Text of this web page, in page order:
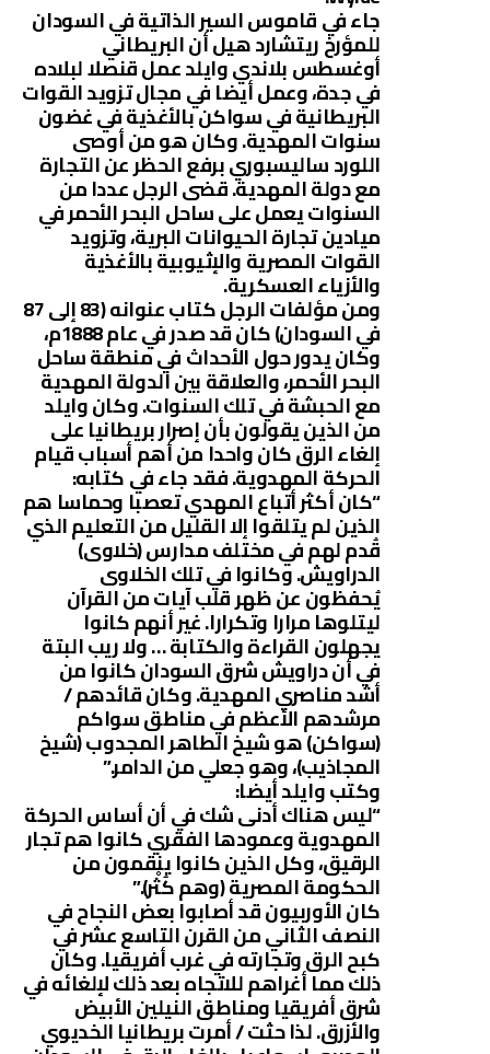
جاء في قاموس السير الذاتية في السودان
للمؤرخ ريتشارد هيل أن البريطاني
أوغسطس بلاندي وايلد عمل قنصلا لبلاده
في جدة، وعمل أيضا في مجال تزويد القوات
البريطانية في سواكن بالأغذية في غضون
سنوات المهدية. وكان هو من أوصى
اللورد ساليسبوري برفع الحظر عن التجارة
مع دولة المهدية. قضى الرجل عددا من
السنوات يعمل على ساحل البحر الأحمر في
ميادين تجارة الحيوانات البرية، وتزويد
القوات المصرية والإثيوبية بالأغذية
والأزياء العسكرية.
ومن مؤلفات الرجل كتاب عنوانه (83 إلى 87
في السودان) كان قد صدر في عام 1888م،
وكان يدور حول الأحداث في منطقة ساحل
البحر الأحمر، والعلاقة بين الدولة المهدية
مع الحبشة في تلك السنوات. وكان وايلد
من الذين يقولون بأن إصرار بريطانيا على
إلغاء الرق كان واحدا من أهم أسباب قيام
الحركة المهدوية. فقد جاء في كتابه:
“كان أكثر أتباع المهدي تعصبا وحماسا هم
الذين لم يتلقوا إلا القليل من التعليم الذي
قُدم لهم في مختلف مدارس (خلاوى)
الدراويش. وكانوا في تلك الخلاوى
يُحفظون عن ظهر قلب آيات من القرآن
ليتلوها مرارا وتكرارا. غير أنهم كانوا
يجهلون القراءة والكتابة … ولا ريب البتة
في أن دراويش شرق السودان كانوا من
أشد مناصري المهدية. وكان قائدهم /
مرشدهم الأعظم في مناطق سواكم
(سواكن) هو شيخ الطاهر المجدوب (شيخ
المجاذيب)، وهو جعلي من الدامر.”
وكتب وايلد أيضا:
“ليس هناك أدنى شك في أن أساس الحركة
المهدوية وعمودها الفقري كانوا هم تجار
الرقيق، وكل الذين كانوا ينقمون من
الحكومة المصرية (وهم كُثْر).”
كان الأوربيون قد أصابوا بعض النجاح في
النصف الثاني من القرن التاسع عشر في
كبح الرق وتجارته في غرب أفريقيا. وكان
ذلك مما أغراهم للاتجاه بعد ذلك لإلغائه في
شرق أفريقيا ومناطق النيلين الأبيض
والأزرق. لذا حثت / أمرت بريطانيا الخديوي